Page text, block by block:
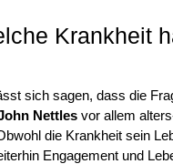
Krankheit
sich sagen, dass die
Nettles vor allem
die Krankheit sein
Engagement und